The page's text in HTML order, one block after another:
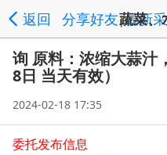
返回 蔬菜、
分享好友|最新
询 原料：浓缩大蒜汁
8日 当天有效）
2024-02-18 17:35
委托发布信息